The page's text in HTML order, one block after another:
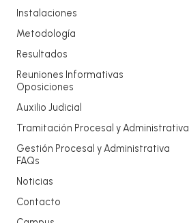
Instalaciones
Metodología
Resultados
Reuniones Informativas
Oposiciones
Auxilio Judicial
Tramitación Procesal y Administrativa
Gestión Procesal y Administrativa
FAQs
Noticias
Contacto